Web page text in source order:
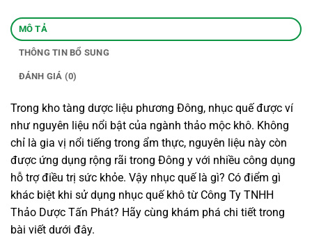
MÔ TẢ
THÔNG TIN BỔ SUNG
ĐÁNH GIÁ (0)
Trong kho tàng dược liệu phương Đông, nhục quế được ví
như nguyên liệu nổi bật của ngành thảo mộc khô. Không
chỉ là gia vị nổi tiếng trong ẩm thực, nguyên liệu này còn
được ứng dụng rộng rãi trong Đông y với nhiều công dụng
hỗ trợ điều trị sức khỏe. Vậy nhục quế là gì? Có điểm gì
khác biệt khi sử dụng nhục quế khô từ Công Ty TNHH
Thảo Dược Tấn Phát? Hãy cùng khám phá chi tiết trong
bài viết dưới đây.